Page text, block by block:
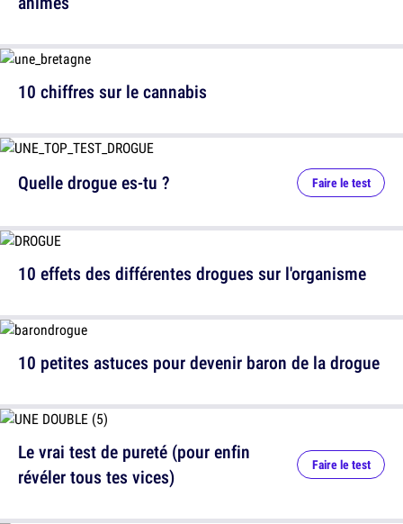
Quelle drogue es-tu ? Faire le test
10 petites astuces pour devenir baron de la drogue
10 chiffres sur le cannabis
10 effets des différentes drogues sur l'organisme
Le vrai test de pureté (pour enfin
révéler tous tes vices)
Faire le test